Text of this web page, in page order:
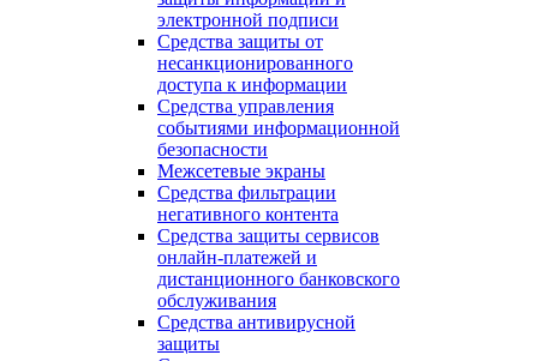
электронной подписи
Средства защиты от
несанкционированного
доступа к информации
Средства управления
событиями информационной
безопасности
Межсетевые экраны
Средства фильтрации
негативного контента
Средства защиты сервисов
онлайн-платежей и
дистанционного банковского
обслуживания
Средства антивирусной
защиты